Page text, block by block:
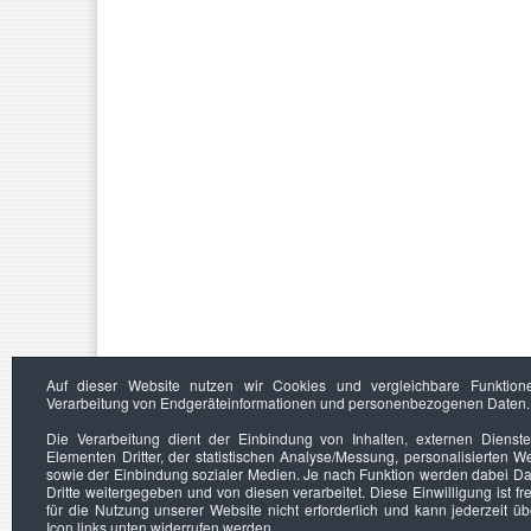
Auf dieser Website nutzen wir Cookies und vergleichbare
Verarbeitung von Endgeräteinformationen und personenbezogenen Daten.
Die Verarbeitung dient der Einbindung von Inhalten, externen
Elementen Dritter, der statistischen Analyse/Messung, personalisierten
sowie der Einbindung sozialer Medien. Je nach Funktion werden dabei
Dritte weitergegeben und von diesen verarbeitet. Diese Einwilligung ist
für die Nutzung unserer Website nicht erforderlich und kann jederzeit
Icon links unten widerrufen werden.